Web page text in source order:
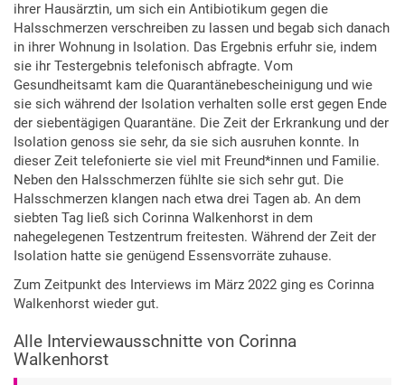
ihrer Hausärztin, um sich ein Antibiotikum gegen die
Halsschmerzen verschreiben zu lassen und begab sich danach
in ihrer Wohnung in Isolation. Das Ergebnis erfuhr sie, indem
sie ihr Testergebnis telefonisch abfragte. Vom
Gesundheitsamt kam die Quarantänebescheinigung und wie
sie sich während der Isolation verhalten solle erst gegen Ende
der siebentägigen Quarantäne. Die Zeit der Erkrankung und der
Isolation genoss sie sehr, da sie sich ausruhen konnte. In
dieser Zeit telefonierte sie viel mit Freund*innen und Familie.
Neben den Halsschmerzen fühlte sie sich sehr gut. Die
Halsschmerzen klangen nach etwa drei Tagen ab. An dem
siebten Tag ließ sich Corinna Walkenhorst in dem
nahegelegenen Testzentrum freitesten. Während der Zeit der
Isolation hatte sie genügend Essensvorräte zuhause.
Zum Zeitpunkt des Interviews im März 2022 ging es Corinna
Walkenhorst wieder gut.
Alle Interviewausschnitte von Corinna
Walkenhorst